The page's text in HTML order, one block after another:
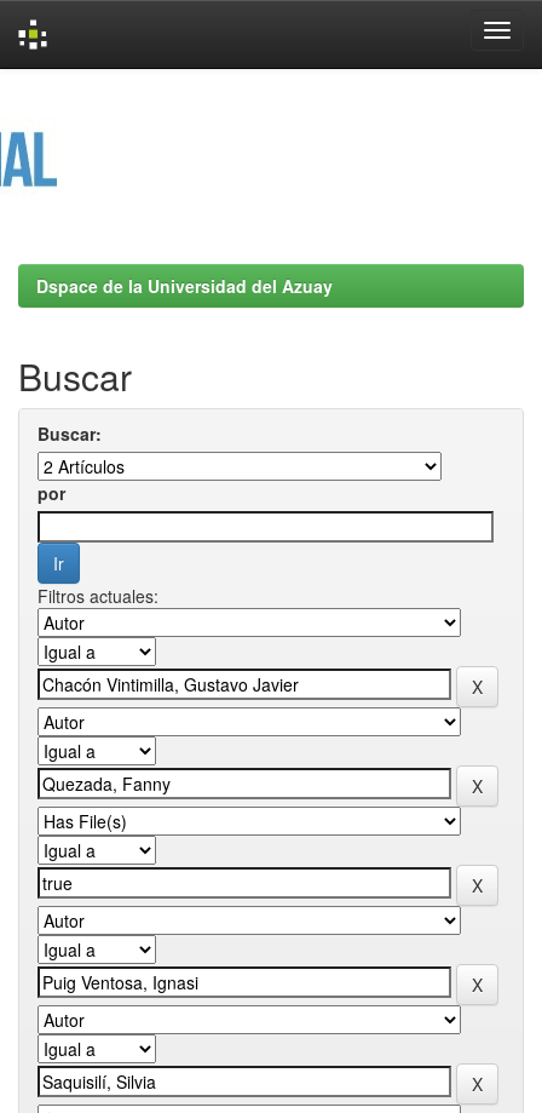
Dspace de la Universidad del Azuay
Buscar
Buscar:
por
Filtros actuales: